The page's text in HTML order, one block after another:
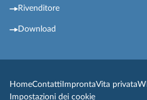
Rivenditore
Download
HomeContatti ImprontaVita privata
Impostazioni dei cookie